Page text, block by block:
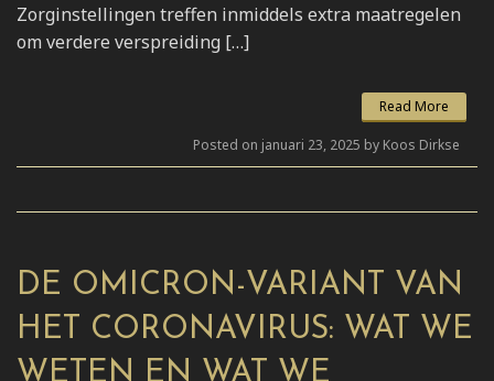
Zorginstellingen treffen inmiddels extra maatregelen
om verdere verspreiding […]
Read More
Posted on januari 23, 2025 by Koos Dirkse
DE OMICRON-VARIANT VAN
HET CORONAVIRUS: WAT WE
WETEN EN WAT WE